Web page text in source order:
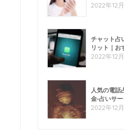
2022年12
チャット占
リット｜お
2022年12
人気の電話
金-占いサ
2022年12